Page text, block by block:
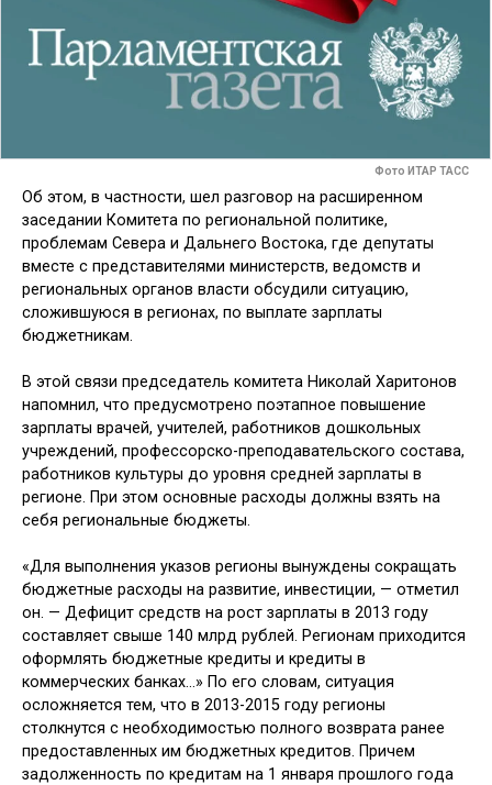
Фото ИТАР ТАСС
Об этом, в частности, шел разговор на расширенном
заседании Комитета по региональной политике,
проблемам Севера и Дальнего Востока, где депу­таты
вместе с представителями ми­нистерств, ведомств и
региональных органов власти обсудили ситуацию,
сложившуюся в регионах, по выплате зарплаты
бюджетникам.
В этой связи председатель комите­та Николай Харитонов
напомнил, что предусмотрено поэтапное повышение
зарплаты врачей, учителей, работни­ков дошкольных
учреждений, профес­сорско-преподавательского состава,
работников культуры до уровня сред­ней зарплаты в
регионе. При этом ос­новные расходы должны взять на
себя региональные бюджеты.
«Для выполнения указов регионы вынуждены сокращать
бюджетные расходы на развитие, инвестиции, — отметил
он. — Дефицит средств на рост зарплаты в 2013 году
составляет свыше 140 млрд рублей. Регионам приходится
оформлять бюджетные кредиты и кре­диты в
коммерческих банках…» По его словам, ситуация
осложняется тем, что в 2013-2015 году регионы
столкнутся с необходимостью полного возврата ранее
предоставленных им бюджет­ных кредитов. Причем
задолженность по кредитам на 1 января прошлого го­да